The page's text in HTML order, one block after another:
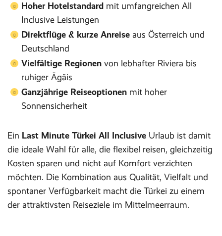
Hoher Hotelstandard mit umfangreichen All
Inclusive Leistungen
Direktflüge & kurze Anreise aus Österreich und
Deutschland
Vielfältige Regionen von lebhafter Riviera bis
ruhiger Ägäis
Ganzjährige Reiseoptionen mit hoher
Sonnensicherheit
Ein Last Minute Türkei All Inclusive Urlaub ist damit
die ideale Wahl für alle, die flexibel reisen, gleichzeitig
Kosten sparen und nicht auf Komfort verzichten
möchten. Die Kombination aus Qualität, Vielfalt und
spontaner Verfügbarkeit macht die Türkei zu einem
der attraktivsten Reiseziele im Mittelmeerraum.